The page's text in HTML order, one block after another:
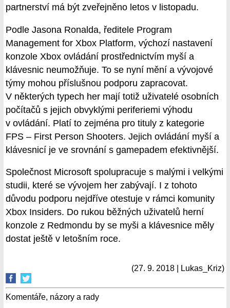
partnerství má být zveřejněno letos v listopadu.
Podle Jasona Ronalda, ředitele Program
Management for Xbox Platform, výchozí nastavení
konzole Xbox ovládání prostřednictvím myší a
klávesnic neumožňuje. To se nyní mění a vývojové
týmy mohou příslušnou podporu zapracovat.
V některých typech her mají totiž uživatelé osobních
počítačů s jejich obvyklými periferiemi výhodu
v ovládání. Platí to zejména pro tituly z kategorie
FPS – First Person Shooters. Jejich ovládání myší a
klávesnicí je ve srovnání s gamepadem efektivnější.
Společnost Microsoft spolupracuje s malými i velkými
studii, které se vývojem her zabývají. I z tohoto
důvodu podporu nejdříve otestuje v rámci komunity
Xbox Insiders. Do rukou běžných uživatelů herní
konzole z Redmondu by se myši a klávesnice měly
dostat ještě v letošním roce.
(27. 9. 2018 | Lukas_Kriz)
Komentáře, názory a rady